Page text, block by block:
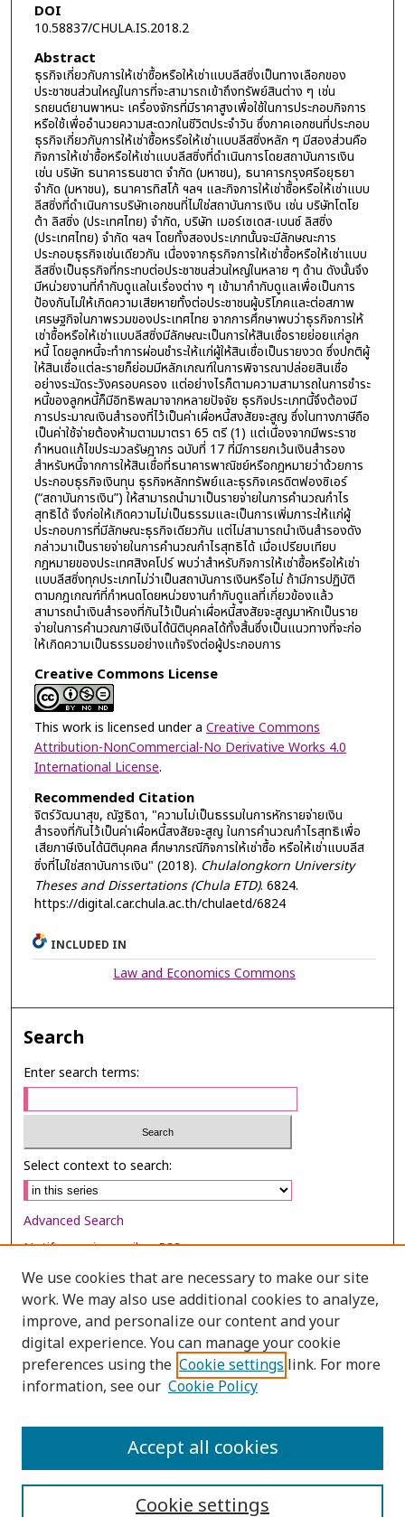
DOI
10.58837/CHULA.IS.2018.2
Abstract
ธุรกิจเกี่ยวกับการให้เช่าซื้อหรือให้เช่าแบบลีสซิ่งเป็นทางเลือกของ
ประชาชนส่วนใหญ่ในการที่จะสามารถเข้าถึงทรัพย์สินต่าง ๆ เช่น
รถยนต์ยานพาหนะ เครื่องจักรที่มีราคาสูงเพื่อใช้ในการประกอบกิจการ
หรือใช้เพื่ออำนวยความสะดวกในชีวิตประจำวัน ซึ่งภาคเอกชนที่ประกอบ
ธุรกิจเกี่ยวกับการให้เช่าซื้อหรรือให้เช่าแบบลีสซิ่งหลัก ๆ มีสองส่วนคือ
กิจการให้เช่าซื้อหรือให้เช่าแบบลีสซิ่งที่ดำเนินการโดยสถาบันการเงิน
เช่น บริษัท ธนาคารธนชาต จำกัด (มหาชน), ธนาคารกรุงศรีอยุธยา
จำกัด (มหาชน), ธนาคารทิสโก้ ฯลฯ และกิจการให้เช่าซื้อหรือให้เช่าแบบ
ลีสซิ่งที่ดำเนินการบริษัทเอกชนที่ไม่ใช่สถาบันการเงิน เช่น บริษัทโตโย
ต้า ลิสซิ่ง (ประเทศไทย) จำกัด, บริษัท เมอร์เซเดส-เบนซ์ ลิสซิ่ง
(ประเทศไทย) จำกัด ฯลฯ โดยทั้งสองประเภทนั้นจะมีลักษณะการ
ประกอบธุรกิจเช่นเดียวกัน เนื่องจากธุรกิจการให้เช่าซื้อหรือให้เช่าแบบ
ลีสซิ่งเป็นธุรกิจที่กระทบต่อประชาชนส่วนใหญ่ในหลาย ๆ ด้าน ดังนั้นจึง
มีหน่วยงานที่กำกับดูแลในเรื่องต่าง ๆ เข้ามากำกับดูแลเพื่อเป็นการ
ป้องกันไม่ให้เกิดความเสียหายทั้งต่อประชาชนผู้บริโภคและต่อสภาพ
เศรษฐกิจในภาพรวมของประเทศไทย จากการศึกษาพบว่าธุรกิจการให้
เช่าซื้อหรือให้เช่าแบบลีสซิ่งมีลักษณะเป็นการให้สินเชื่อรายย่อยแก่ลูก
หนี้ โดยลูกหนี้จะทำการผ่อนชำระให้แก่ผู้ให้สินเชื่อเป็นรายงวด ซึ่งปกติผู้
ให้สินเชื่อแต่ละรายก็ย่อมมีหลักเกณฑ์ในการพิจารณาปล่อยสินเชื่อ
อย่างระมัดระวังครอบครอง แต่อย่างไรก็ตามความสามารถในการชำระ
หนี้ของลูกหนี้ก็มีอิทธิพลมาจากหลายปัจจัย ธุรกิจประเภทนี้จึงต้องมี
การประมาณเงินสำรองที่ไว้เป็นค่าเผื่อหนี้สงสัยจะสูญ ซึ่งในทางภาษีถือ
เป็นค่าใช้จ่ายต้องห้ามตามมาตรา 65 ตรี (1) แต่เนื่องจากมีพระราช
กำหนดแก้ไขประมวลรัษฎากร ฉบับที่ 17 ที่มีการยกเว้นเงินสำรอง
สำหรับหนี้จากการให้สินเชื่อที่ธนาคารพาณิชย์หรือกฎหมายว่าด้วยการ
ประกอบธุรกิจเงินทุน ธุรกิจหลักทรัพย์และธุรกิจเครดิตฟองซิเอร์
(“สถาบันการเงิน”) ให้สามารถนำมาเป็นรายจ่ายในการคำนวณกำไร
สุทธิได้ จึงก่อให้เกิดความไม่เป็นธรรมและเป็นการเพิ่มภาระให้แก่ผู้
ประกอบการที่มีลักษณะธุรกิจเดียวกัน แต่ไม่สามารถนำเงินสำรองดัง
กล่าวมาเป็นรายจ่ายในการคำนวณกำไรสุทธิได้ เมื่อเปรียบเทียบ
กฎหมายของประเทศสิงคโปร์ พบว่าสำหรับกิจการให้เช่าซื้อหรือให้เช่า
แบบลีสซิ่งทุกประเภทไม่ว่าเป็นสถาบันการเงินหรือไม่ ถ้ามีการปฏิบัติ
ตามกฎเกณฑ์ที่กำหนดโดยหน่วยงานกำกับดูแลที่เกี่ยวข้องแล้ว
สามารถนำเงินสำรองที่กันไว้เป็นค่าเผื่อหนี้สงสัยจะสูญมาหักเป็นราย
จ่ายในการคำนวณภาษีเงินได้นิติบุคคลได้ทั้งสิ้นซึ่งเป็นแนวทางที่จะก่อ
ให้เกิดความเป็นธรรมอย่างแท้จริงต่อผู้ประกอบการ
Creative Commons License
This work is licensed under a Creative Commons
Attribution-NonCommercial-No Derivative Works 4.0
International License.
Recommended Citation
จิตร์วัฒนาสุข, ณัฐธิดา, "ความไม่เป็นธรรมในการหักรายจ่ายเงิน
สำรองที่กันไว้เป็นค่าเผื่อหนี้สงสัยจะสูญ ในการคำนวณกำไรสุทธิเพื่อ
เสียภาษีเงินได้นิติบุคคล ศึกษากรณีกิจการให้เช่าซื้อ หรือให้เช่าแบบลีส
ซิ่งที่ไม่ใช่สถาบันการเงิน" (2018). Chulalongkorn University
Theses and Dissertations (Chula ETD). 6824.
https://digital.car.chula.ac.th/chulaetd/6824
INCLUDED IN
Law and Economics Commons
Search
Enter search terms:
Select context to search:
Advanced Search
Notify me via email orRSS
Browse
Collections
Disciplines
Authors
We use cookies that are necessary to make our site
work. We may also use additional cookies to analyze,
improve, and personalize our content and your
digital experience. You can manage your cookie
preferences using the Cookie settings link. For more
information, see our Cookie Policy
Cookie settings
Accept all cookies